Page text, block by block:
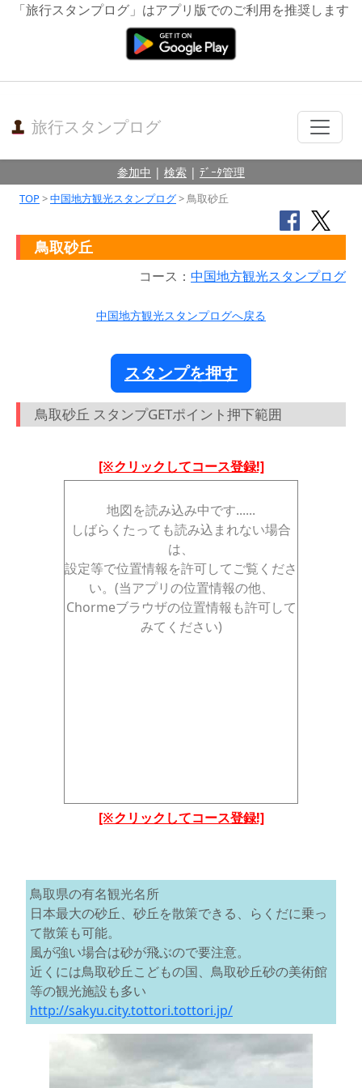
「旅行スタンプログ」はアプリ版でのご利用を推奨します
旅行スタンプログ
参加中 | 検索 | ﾃﾞｰﾀ管理
TOP>中国地方観光スタンプログ> 鳥取砂丘
鳥取砂丘
コース： 中国地方観光スタンプログ
中国地方観光スタンプログへ戻る
スタンプを押す
鳥取砂丘 スタンプGETポイント押下範囲
[※クリックしてコース登録!]
地図を読み込み中です......
しばらくたっても読み込まれない場合
は、
設定等で位置情報を許可してご覧くださ
い。(当アプリの位置情報の他、
Chormeブラウザの位置情報も許可して
みてください)
[※クリックしてコース登録!]
鳥取県の有名観光名所
日本最大の砂丘、砂丘を散策できる、らくだに乗っ
て散策も可能。
風が強い場合は砂が飛ぶので要注意。
近くには鳥取砂丘こどもの国、鳥取砂丘砂の美術館
等の観光施設も多い
http://sakyu.city.tottori.tottori.jp/